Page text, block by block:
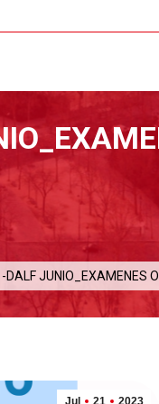
DALF JUNIO_EXAMENES
Jul 21 2023